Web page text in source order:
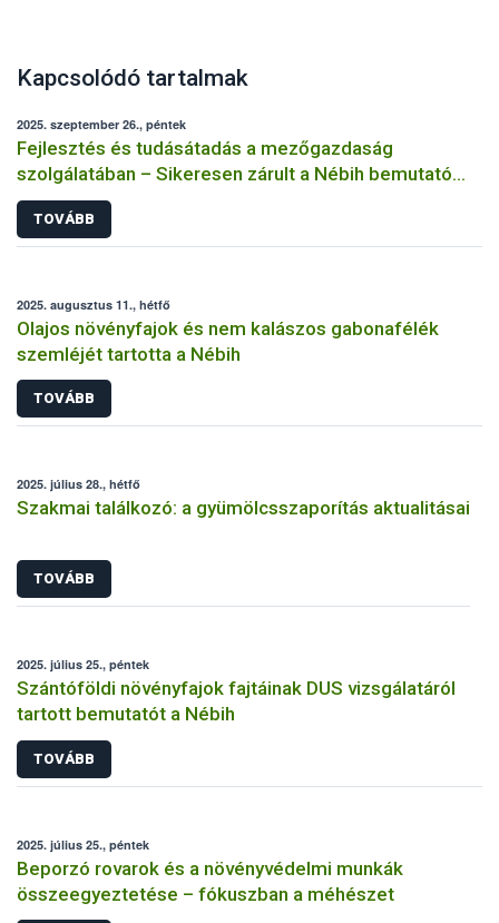
Kapcsolódó tartalmak
2025. szeptember 26., péntek
Fejlesztés és tudásátadás a mezőgazdaság
szolgálatában – Sikeresen zárult a Nébih bemutató
üzemi projektje
TOVÁBB
2025. augusztus 11., hétfő
Olajos növényfajok és nem kalászos gabonafélék
szemléjét tartotta a Nébih
TOVÁBB
2025. július 28., hétfő
Szakmai találkozó: a gyümölcsszaporítás aktualitásai
TOVÁBB
2025. július 25., péntek
Szántóföldi növényfajok fajtáinak DUS vizsgálatáról
tartott bemutatót a Nébih
TOVÁBB
2025. július 25., péntek
Beporzó rovarok és a növényvédelmi munkák
összeegyeztetése – fókuszban a méhészet